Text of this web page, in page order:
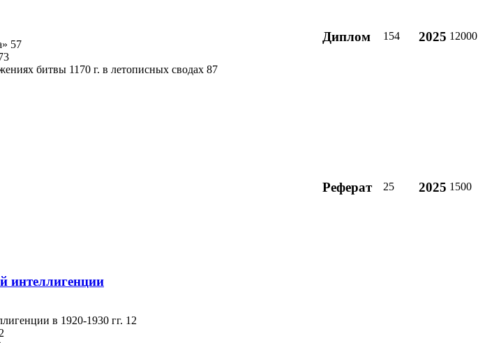
57
битвы 1170 г. в летописных сводах 87
Диплом 154 2025 12000
Реферат 25 2025 1500
интеллигенции
в 1920-1930 гг. 12